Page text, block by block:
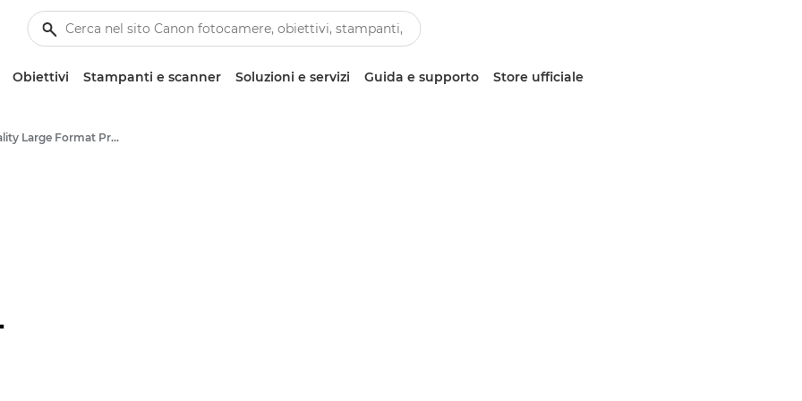
Obiettivi Stampanti e scanner Soluzioni e servizi Guida e supporto Store ufficiale
High-Quality Large Format Printers for CAD/GIS and Stunning Graphics